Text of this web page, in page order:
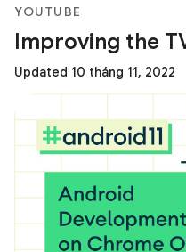
YOUTUBE
Improving the
Updated 10 tháng 11, 2022